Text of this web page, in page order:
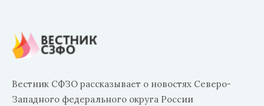
Вестник СФЗО рассказывает о новостях Северо-
Западного федерального округа России